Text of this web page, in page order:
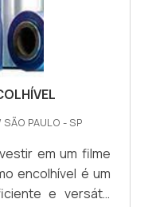
SÃO PAULO - SP
em um filme
encolhível é um
e versátil,